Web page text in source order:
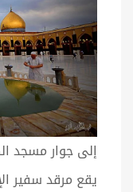
إلى جوار مسجد
يقع مرقد سفير